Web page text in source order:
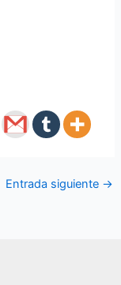
Entrada siguiente →